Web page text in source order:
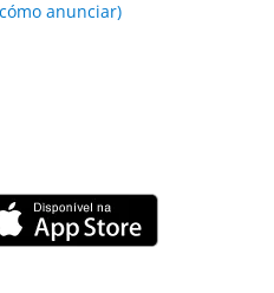
anunciar)